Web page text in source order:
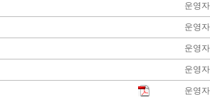
운영자
운영자
운영자
운영자
운영자